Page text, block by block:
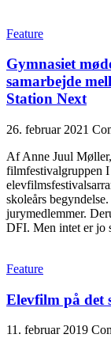
Feature
Gymnasiet
samarbejde
Station Next
26. februar 2021
Af Anne Juul
filmfestivalgruppen
skoleårs
jurymedlemmer.
DFI. Men intet er jo
Feature
Elevfilm på det
11. februar 2019